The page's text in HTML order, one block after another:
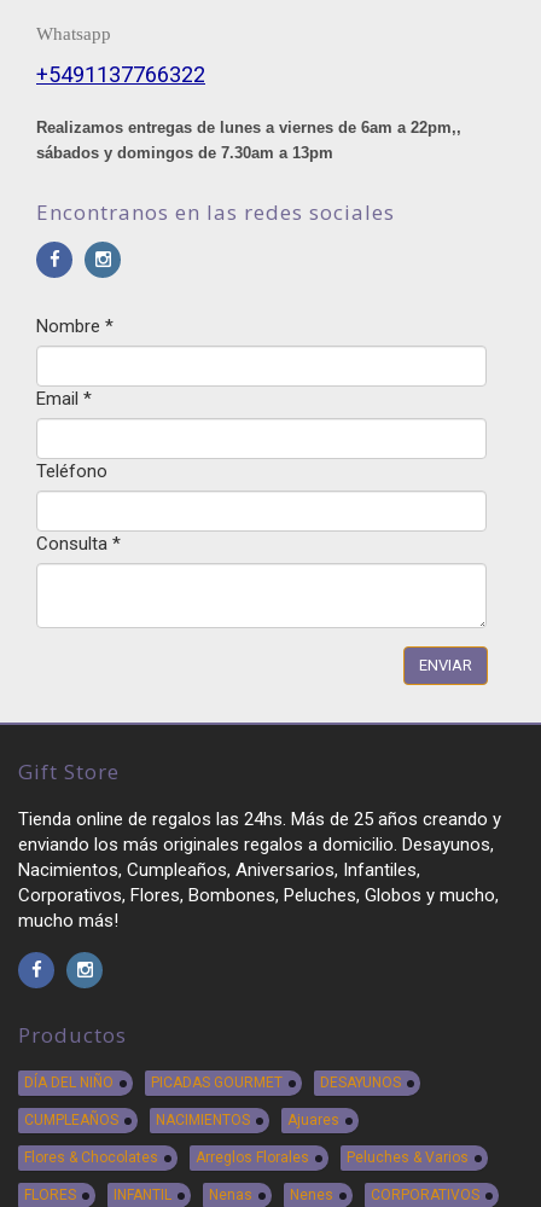
Whatsapp
+5491137766322
Realizamos entregas de lunes a viernes de 6am a 22pm,,
sábados y domingos de 7.30am a 13pm
Encontranos en las redes sociales
Nombre *
Email *
Teléfono
Consulta *
Gift Store
Tienda online de regalos las 24hs. Más de 25 años creando y
enviando los más originales regalos a domicilio. Desayunos,
Nacimientos, Cumpleaños, Aniversarios, Infantiles,
Corporativos, Flores, Bombones, Peluches, Globos y mucho,
mucho más!
Productos
DÍA DEL NIÑO PICADAS GOURMET DESAYUNOS
CUMPLEAÑOS NACIMIENTOS Ajuares
Flores & Chocolates Arreglos Florales Peluches & Varios
FLORES INFANTIL Nenas Nenes CORPORATIVOS